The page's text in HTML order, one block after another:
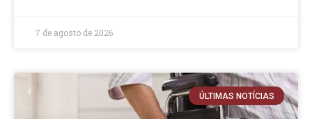
7 de agosto de 2026
ÚLTIMAS NOTÍCIAS